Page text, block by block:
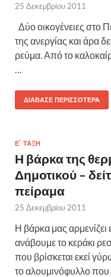
25 Δεκεμβρίου 2011
Δύο οικογένειες στο
της ανεργίας και άρα
ρεύμα. Από το
ΔΙΆΒΑΣΕ ΠΕΡΙΣΣΌΤΕΡΑ
Ε΄ ΤΆΞΗ
Η βάρκα της
Δημοτικού –
πείραμα
25 Δεκεμβρίου 2011
Η βάρκα μας αρμενίζει
ανάβουμε το κεράκι
που βρίσκεται εκεί
το αλουμινόφυλλο που